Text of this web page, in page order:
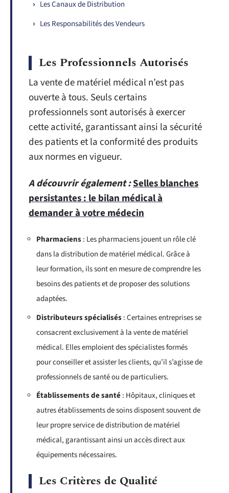
Les Canaux de Distribution
Les Responsabilités des Vendeurs
Les Professionnels Autorisés
La vente de matériel médical n’est pas
ouverte à tous. Seuls certains
professionnels sont autorisés à exercer
cette activité, garantissant ainsi la sécurité
des patients et la conformité des produits
aux normes en vigueur.
A découvrir également :Selles blanches
persistantes : le bilan médical à
demander à votre médecin
Pharmaciens: Les pharmaciens jouent un rôle clé
dans la distribution de matériel médical. Grâce à
leur formation, ils sont en mesure de comprendre les
besoins des patients et de proposer des solutions
adaptées.
Distributeurs spécialisés: Certaines entreprises se
consacrent exclusivement à la vente de matériel
médical. Elles emploient des spécialistes formés
pour conseiller et assister les clients, qu’il s’agisse de
professionnels de santé ou de particuliers.
Établissements de santé: Hôpitaux, cliniques et
autres établissements de soins disposent souvent de
leur propre service de distribution de matériel
médical, garantissant ainsi un accès direct aux
équipements nécessaires.
Les Critères de Qualité